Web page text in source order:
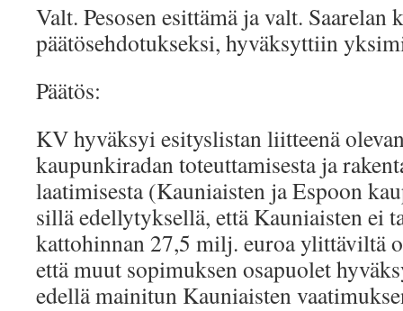
Valt. Pesosen esittämä ja valt. Saarelan
päätösehdotukseksi, hyväksyttiin
Päätös:
KV hyväksyi esityslistan liitteenä
kaupunkiradan toteuttamisesta ja
laatimisesta (Kauniaisten ja Espoon
sillä edellytyksellä, että Kauniaisten ei
kattohinnan 27,5 milj. euroa ylittäviltä
että muut sopimuksen osapuolet
edellä mainitun Kauniaisten